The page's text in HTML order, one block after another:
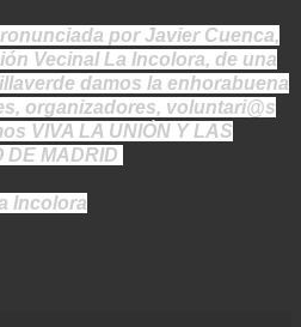
por Javier Cuenca,
Vecinal La Incolora, de una
damos la enhorabuena
organizadores, voluntari@s
VIVA LA UNIÓN Y LAS
DE MADRID
Incolora